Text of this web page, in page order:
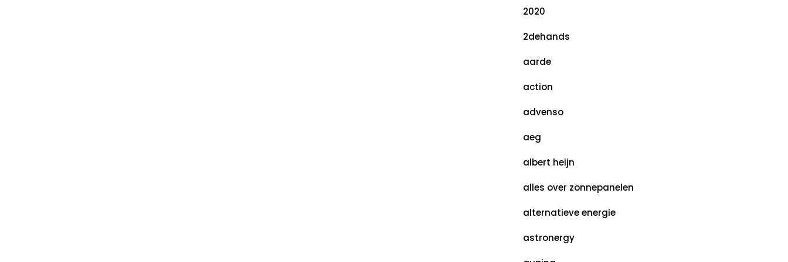
2020
2dehands
aarde
action
advenso
aeg
albert heijn
alles over zonnepanelen
alternatieve energie
astronergy